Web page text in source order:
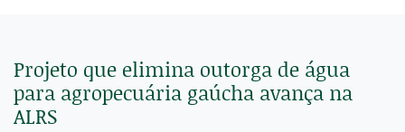
Projeto que elimina outorga de água
para agropecuária gaúcha avança na
ALRS